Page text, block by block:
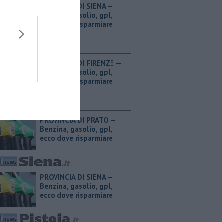
PROVINCIA DI SIENA — ​
Benzina, gasolio, gpl,
ecco dove risparmiare
PROVINCIA DI FIRENZE — ​
Benzina, gasolio, gpl,
ecco dove risparmiare
PROVINCIA DI PRATO — ​
Benzina, gasolio, gpl,
ecco dove risparmiare
PROVINCIA DI SIENA — ​
Benzina, gasolio, gpl,
ecco dove risparmiare